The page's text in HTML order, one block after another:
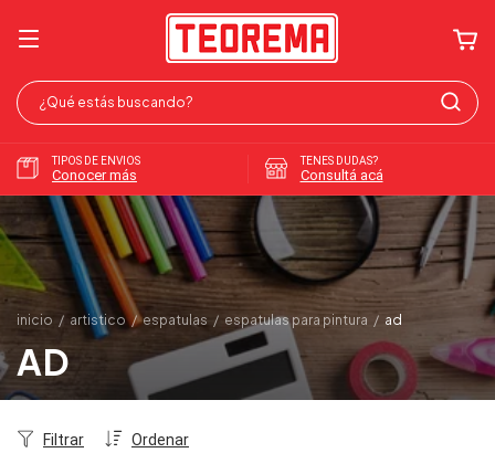
TIPOS DE ENVIOS
Conocer más
TENES DUDAS?
Consultá acá
inicio / artistico / espatulas / espatulas para pintura / ad
AD
Ordenar
Filtrar